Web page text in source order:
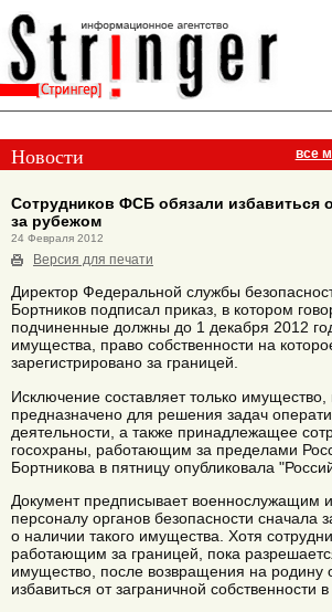
Новости все
Сотрудников ФСБ обязали избавиться
за рубежом
24 Февраля 2012
Версия для печати
Директор Федеральной службы
Бортников подписал приказ, в котором
подчиненные должны до 1 декабря 2012
имущества, право собственности на
зарегистрировано за границей.
Исключение составляет только имущество,
предназначено для решения задач
деятельности, а также принадлежащее
госохраны, работающим за пределами
Бортникова в пятницу опубликовала
Документ предписывает военнослужащим
персоналу органов безопасности сначала
о наличии такого имущества. Хотя
работающим за границей, пока
имущество, после возвращения на родину
избавиться от заграничной собственности в